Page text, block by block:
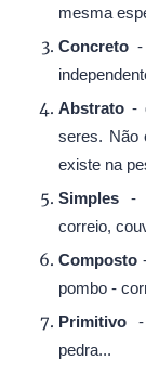
mesma
Concreto -
Abstrato -
seres. Não
existe na
Simples -
correio,
Composto
pombo -
Primitivo -
pedra...